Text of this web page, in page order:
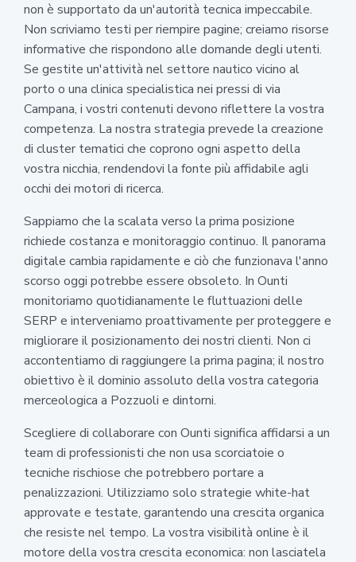
non è supportato da un'autorità tecnica impeccabile.
Non scriviamo testi per riempire pagine; creiamo risorse
informative che rispondono alle domande degli utenti.
Se gestite un'attività nel settore nautico vicino al
porto o una clinica specialistica nei pressi di via
Campana, i vostri contenuti devono riflettere la vostra
competenza. La nostra strategia prevede la creazione
di cluster tematici che coprono ogni aspetto della
vostra nicchia, rendendovi la fonte più affidabile agli
occhi dei motori di ricerca.
Sappiamo che la scalata verso la prima posizione
richiede costanza e monitoraggio continuo. Il panorama
digitale cambia rapidamente e ciò che funzionava l'anno
scorso oggi potrebbe essere obsoleto. In Ounti
monitoriamo quotidianamente le fluttuazioni delle
SERP e interveniamo proattivamente per proteggere e
migliorare il posizionamento dei nostri clienti. Non ci
accontentiamo di raggiungere la prima pagina; il nostro
obiettivo è il dominio assoluto della vostra categoria
merceologica a Pozzuoli e dintorni.
Scegliere di collaborare con Ounti significa affidarsi a un
team di professionisti che non usa scorciatoie o
tecniche rischiose che potrebbero portare a
penalizzazioni. Utilizziamo solo strategie white-hat
approvate e testate, garantendo una crescita organica
che resiste nel tempo. La vostra visibilità online è il
motore della vostra crescita economica: non lasciatela